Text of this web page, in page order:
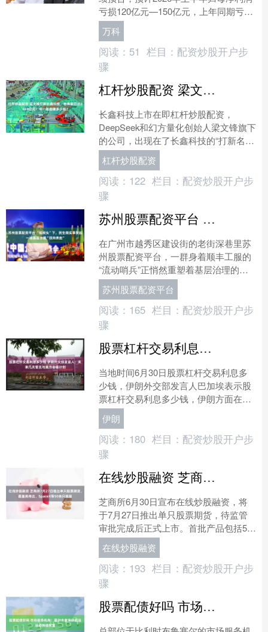
亏损120亿元—150亿元，上年同期亏损
119.47亿元，主要原因包括：房地产....
万科
阅读： 51 栏目： 配资炒股开户步
骤
杠杆炒股配资 梁文锋打新长鑫科技，他身家已达2440亿元！中一签能赚多少钱？
长鑫科技上市在即杠杆炒股配资，
DeepSeek和幻方量化创始人梁文锋旗下
的公司，出现在了长鑫科技的“打新名
单”里。 据长鑫科技的科创板上市发行
公告，投资者报价信....
杠杆炒股配资
阅读： 122 栏目： 配资炒股开户步
骤
苏州股票配资平台 “榕树头”下，民生微实事架起一场基层治理“双向奔赴”
在广州市越秀区建设街的老街深巷里苏
州股票配资平台，一群身着顺丰工服的
“流动哨兵”正悄然重塑着基层治理的风
景线。 他们穿梭于楼栋之间，车筐里除
了待送的包裹，还装着....
苏州股票配资平台
阅读： 165 栏目： 配资炒股开户步
骤
股票杠杆交易利息多少钱 伊朗外交部发言人：未来几天暂无与美方会晤计划
当地时间6月30日股票杠杆交易利息多
少钱，伊朗外交部发言人巴加埃表示股
票杠杆交易利息多少钱，伊朗方面在未
来几天内“基本没有与美方举行任何级别
会晤的计划”。（央视....
伊朗
阅读： 180 栏目： 配资炒股开户步
骤
在线炒股融资 芝商所7月27日推出单只股票期货，覆盖英伟达、SpaceX等50余只美股
芝商所6月30日宣布在线炒股融资，将
于7月27日推出单只股票期货，待监管
审批完成后正式上市。首批产品包括55
只标准合约和22只微型合约，覆盖50余
只美国热门股票....
在线炒股融资
阅读： 193 栏目： 配资炒股开户步
骤
股票配债好吗 市场服务机构：霍尔木兹海峡航运活动持续恢复